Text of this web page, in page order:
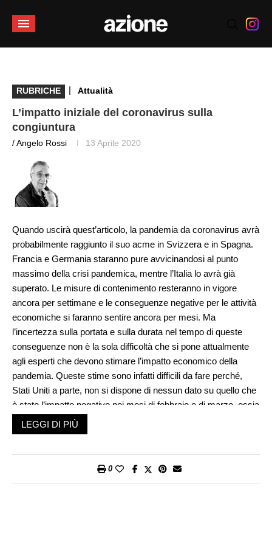
RUBRICHE | Attualità
L’impatto iniziale del coronavirus sulla
congiuntura
/ Angelo Rossi 13 Aprile 2020
Quando uscirà quest’articolo, la pandemia da coronavirus avrà
probabilmente raggiunto il suo acme in Svizzera e in Spagna.
Francia e Germania staranno pure avvicinandosi al punto
massimo della crisi pandemica, mentre l’Italia lo avrà già
superato. Le misure di contenimento resteranno in vigore
ancora per settimane e le conseguenze negative per le attività
economiche si faranno sentire ancora per mesi. Ma
l’incertezza sulla portata e sulla durata nel tempo di queste
conseguenze non è la sola difficoltà che si pone attualmente
agli esperti che devono stimare l’impatto economico della
pandemia. Queste stime sono infatti difficili da fare perché,
Stati Uniti a parte, non si dispone di nessun dato su quello che
è stato l’impatto negativo nei mesi di febbraio e di marzo, ossia
nei mesi in cui la pandemia ha cominciato a manifestarsi in
Europa.
istituti e gruppi di esperti nazionali e internazionali che
LEGGI DI PIÙ
0